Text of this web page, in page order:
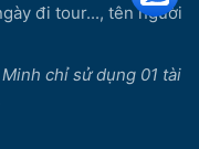
đi tour..., tên người
chỉ sử dụng 01 tài